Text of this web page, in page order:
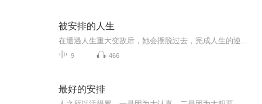
被安排的人生
9 466
最好的安排